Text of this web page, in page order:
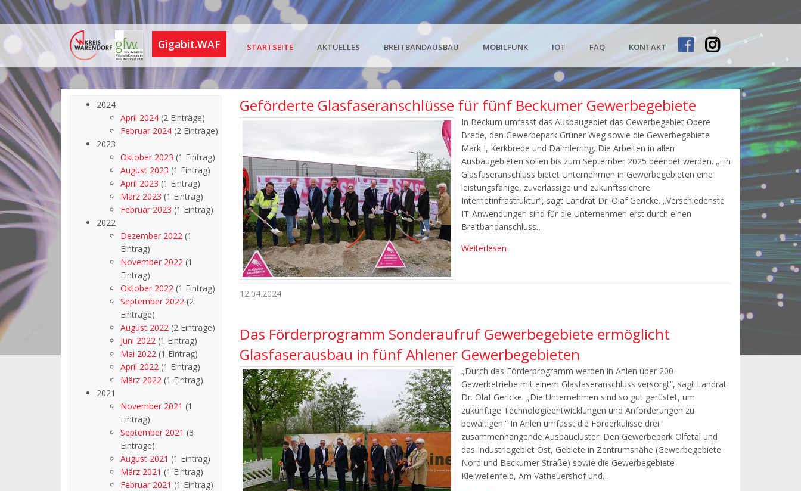
Gigabit.WAF STARTSEITE AKTUELLES BREITBANDAUSBAU MOBILFUNK IOT FAQ KONTAKT
2024
April 2024(2 Einträge)
Februar 2024(2 Einträge)
2023
Oktober 2023 (1 Eintrag)
August 2023 (1 Eintrag)
April 2023 (1 Eintrag)
März 2023 (1 Eintrag)
Februar 2023 (1 Eintrag)
2022
Dezember 2022 (1
Eintrag)
November 2022 (1
Eintrag)
Oktober 2022 (1 Eintrag)
September 2022 (2
Einträge)
August 2022 (2 Einträge)
Juni 2022 (1 Eintrag)
Mai 2022 (1 Eintrag)
April 2022 (1 Eintrag)
März 2022 (1 Eintrag)
2021
November 2021 (1
Eintrag)
September 2021 (3
Einträge)
August 2021 (1 Eintrag)
März 2021 (1 Eintrag)
Februar 2021 (1 Eintrag)
Geförderte Glasfaseranschlüsse für fünf Beckumer Gewerbegebiete
In Beckum umfasst das Ausbaugebiet das Gewerbegebiet Obere
Brede, den Gewerbepark Grüner Weg sowie die Gewerbegebiete
Mark I, Kerkbrede und Daimlerring. Die Arbeiten in allen
Ausbaugebieten sollen bis zum September 2025 beendet werden. „Ein
Glasfaseranschluss bietet Unternehmen in Gewerbegebieten eine
leistungsfähige, zuverlässige und zukunftssichere
Internetinfrastruktur“, sagt Landrat Dr. Olaf Gericke. „Verschiedenste
IT-Anwendungen sind für die Unternehmen erst durch einen
Breitbandanschluss…
Weiterlesen
12.04.2024
Das Förderprogramm Sonderaufruf Gewerbegebiete ermöglicht
Glasfaserausbau in fünf Ahlener Gewerbegebieten
„Durch das Förderprogramm werden in Ahlen über 200
Gewerbetriebe mit einem Glasfaseranschluss versorgt“, sagt Landrat
Dr. Olaf Gericke. „Die Unternehmen sind so gut gerüstet, um
zukünftige Technologieentwicklungen und Anforderungen zu
bewältigen.“ In Ahlen umfasst die Förderkulisse drei
zusammenhängende Ausbaucluster: Den Gewerbepark Olfetal und
das Industriegebiet Ost, Gebiete in Zentrumsnähe (Gewerbegebiete
Nord und Beckumer Straße) sowie die Gewerbegebiete
Kleiwellenfeld, Am Vatheuershof und…